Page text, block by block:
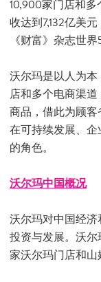
10,900家门店和
收达到7,132亿美
《财富》杂志世界
沃尔玛是以人为
店和多个电商渠
商品，借此为顾
在可持续发展、
的角色。
沃尔玛中国概况
沃尔玛对中国经
投资与发展。沃
家沃尔玛门店和山